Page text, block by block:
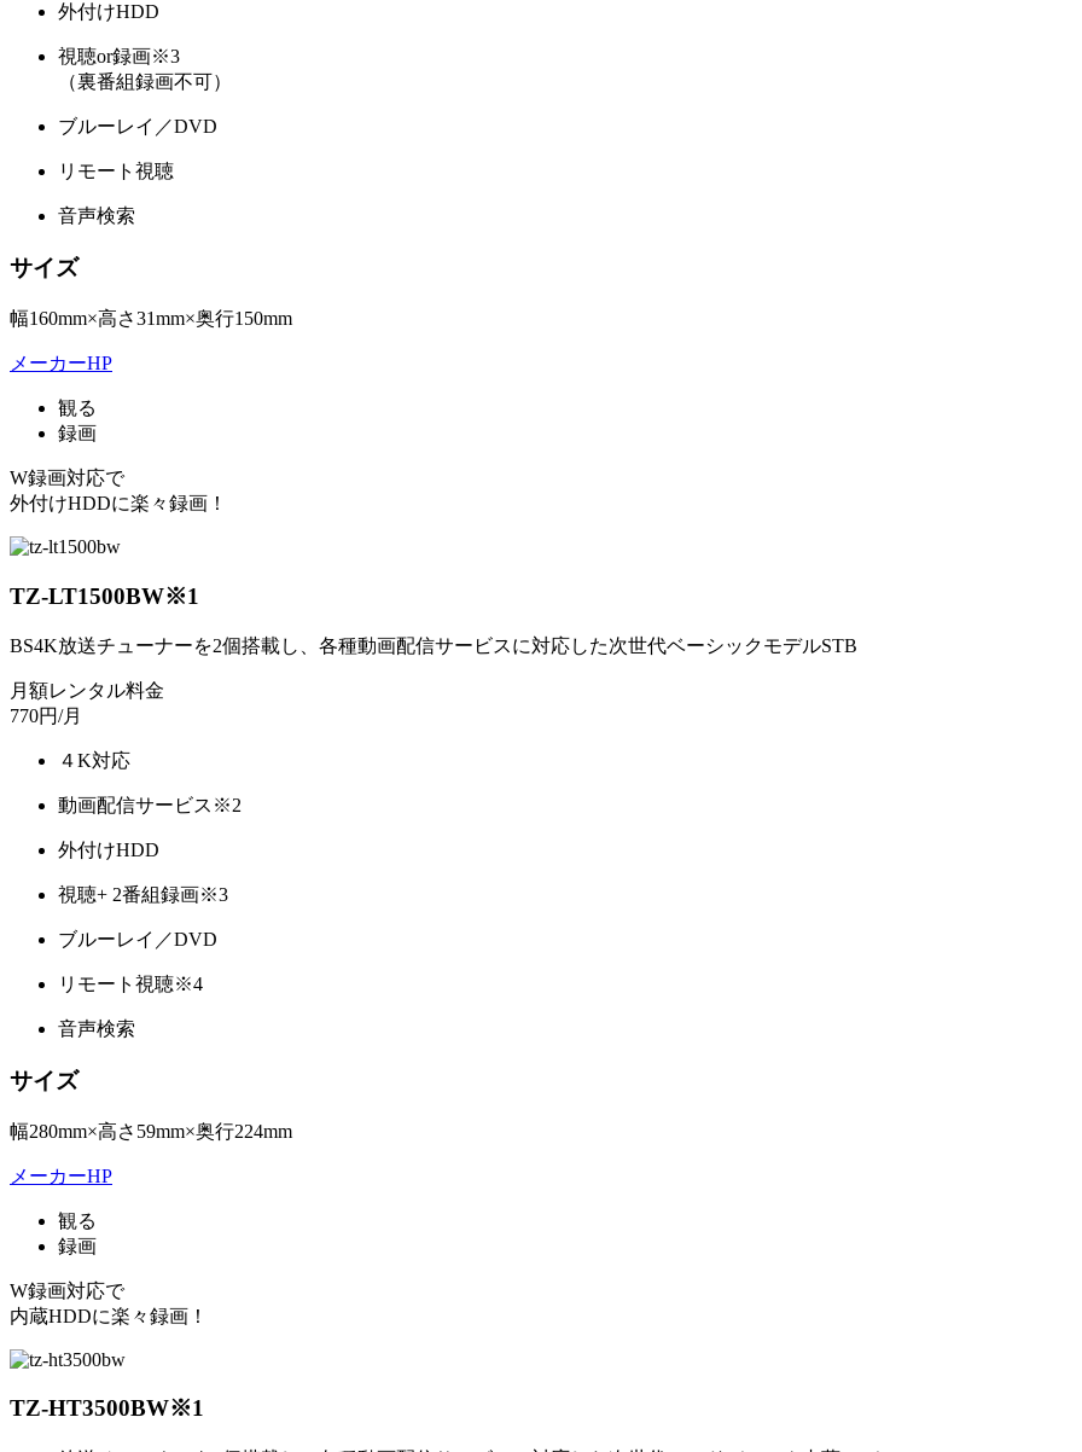
外付けHDD
視聴or録画※3
（裏番組録画不可）
ブルーレイ／DVD
リモート視聴
音声検索
サイズ
幅160mm×高さ31mm×奥行150mm
メーカーHP
観る
録画
W録画対応で
外付けHDDに楽々録画！
TZ-LT1500BW※1
BS4K放送チューナーを2個搭載し、各種動画配信サービスに対応した次世代ベーシックモデルSTB
月額レンタル料金
770円/月
４K対応
動画配信サービス ※2
外付けHDD
視聴+ 2番組録画※3
ブルーレイ／DVD
リモート視聴※4
音声検索
サイズ
幅280mm×高さ59mm×奥行224mm
メーカーHP
観る
録画
W録画対応で
内蔵HDDに楽々録画！
TZ-HT3500BW※1